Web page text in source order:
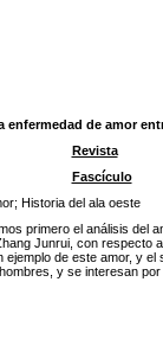
enfermedad de amor
Revista
Fascículo
; Historia del ala oeste
primero el análisis del
Junrui, con respecto
ejemplo de este amor, y
y se interesan